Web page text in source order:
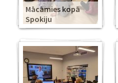
Mācāmies kopā
Spokiju